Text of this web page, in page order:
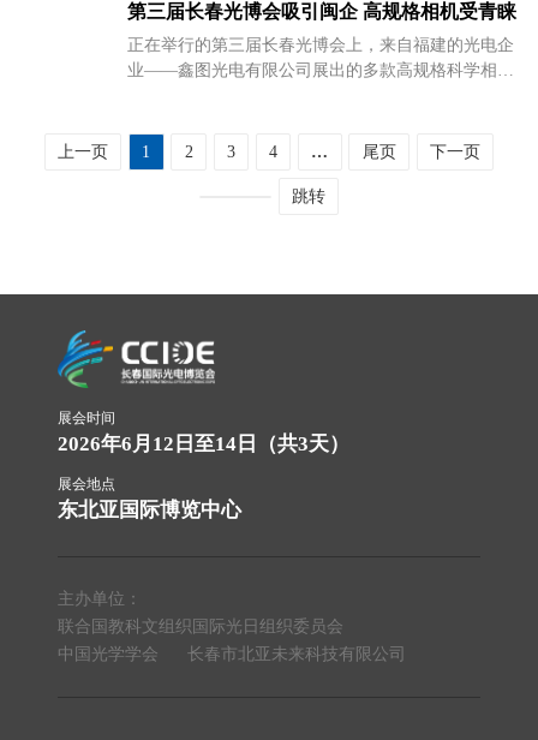
第三届长春光博会吸引闽企 高规格相机受青睐
正在举行的第三届长春光博会上，来自福建的光电企
业——鑫图光电有限公司展出的多款高规格科学相机
光子探测科学相机研发与制造的高新技术企业，其产
品广泛应用于半导体检测、天文成像、科研显微成像
和物理光谱分析等领域。本届光博会上，该公司重点
光电长春区域负责人曲东旭介绍，展会期间，公司已
上一页 1 2 3 4 … 尾页 下一页
跳转
展会时间
2026年6月12日至14日（共3天）
展会地点
东北亚国际博览中心
主办单位：
联合国教科文组织国际光日组织委员会
中国光学学会
长春市北亚未来科技有限公司